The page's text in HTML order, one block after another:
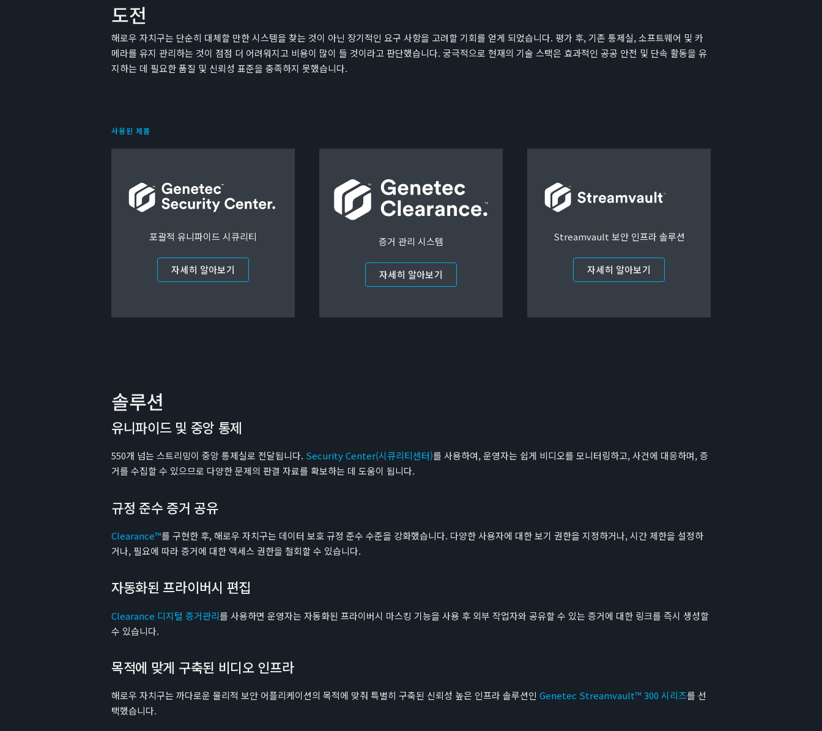
도전
해로우 자치구는 단순히 대체할 만한 시스템을 찾는 것이 아닌 장기적인 요구 사항을 고려할 기회를 얻게 되었습니다. 평가 후, 기존 통제실, 소프트웨어 및 카
메라를 유지 관리하는 것이 점점 더 어려워지고 비용이 많이 들 것이라고 판단했습니다. 궁극적으로 현재의 기술 스택은 효과적인 공공 안전 및 단속 활동을 유
지하는 데 필요한 품질 및 신뢰성 표준을 충족하지 못했습니다.
사용된 제품
포괄적 유니파이드 시큐리티
자세히 알아보기
증거 관리 시스템
자세히 알아보기
Streamvault 보안 인프라 솔루션
자세히 알아보기
솔루션
유니파이드 및 중앙 통제
550개 넘는 스트리밍이 중앙 통제실로 전달됩니다. Security Center(시큐리티센터)를 사용하여, 운영자는 쉽게 비디오를 모니터링하고, 사건에 대응하며, 증
거를 수집할 수 있으므로 다양한 문제의 판결 자료를 확보하는 데 도움이 됩니다.
규정 준수 증거 공유
Clearance™를 구현한 후, 해로우 자치구는 데이터 보호 규정 준수 수준을 강화했습니다. 다양한 사용자에 대한 보기 권한을 지정하거나, 시간 제한을 설정하
거나, 필요에 따라 증거에 대한 액세스 권한을 철회할 수 있습니다.
자동화된 프라이버시 편집
Clearance 디지털 증거관리를 사용하면 운영자는 자동화된 프라이버시 마스킹 기능을 사용 후 외부 작업자와 공유할 수 있는 증거에 대한 링크를 즉시 생성할
수 있습니다.
목적에 맞게 구축된 비디오 인프라
해로우 자치구는 까다로운 물리적 보안 어플리케이션의 목적에 맞춰 특별히 구축된 신뢰성 높은 인프라 솔루션인 Genetec Streamvault™ 300 시리즈를 선
택했습니다.